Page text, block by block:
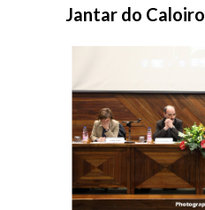
Entrar na pasta:
Jantar do Caloiro